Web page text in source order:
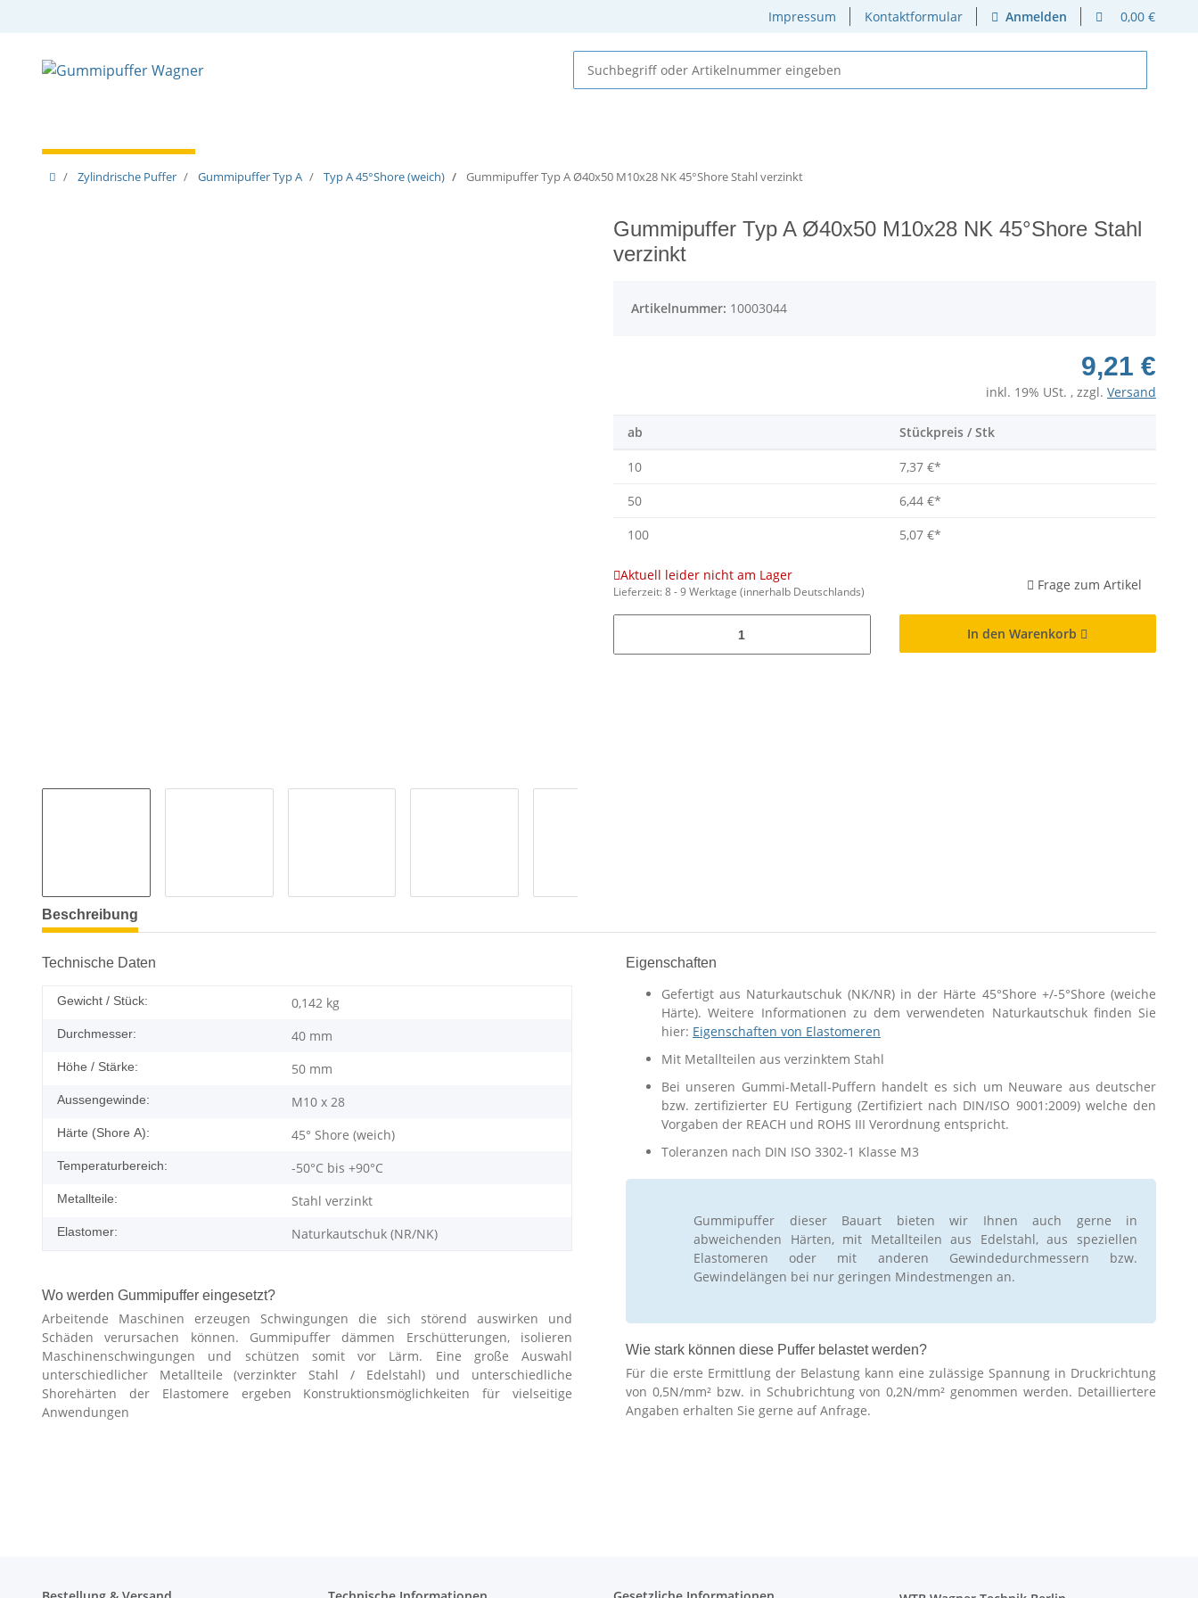
Impressum Kontaktformular Anmelden 0,00 €
Zylindrische Puffer Gummipuffer Typ A Typ A 45°Shore (weich) Gummipuffer Typ A Ø40x50 M10x28 NK 45°Shore Stahl verzinkt
Gummipuffer Typ A Ø40x50 M10x28 NK 45°Shore Stahl
verzinkt
Artikelnummer: 10003044
9,21 €
inkl. 19% USt. , zzgl. Versand
ab Stückpreis / Stk
10 7,37 €*
50
6,44 €*
100
5,07 €*
Aktuell leider nicht am Lager
Lieferzeit:8 - 9 Werktage (innerhalb Deutschlands) Frage zum Artikel
In den Warenkorb
Beschreibung
Technische Daten
Gewicht / Stück: 0,142 kg
Durchmesser: 40 mm
Höhe / Stärke: 50 mm
Aussengewinde: M10 x 28
Härte (Shore A): 45° Shore (weich)
Temperaturbereich: -50°C bis +90°C
Metallteile: Stahl verzinkt
Elastomer: Naturkautschuk (NR/NK)
Wo werden Gummipuffer eingesetzt?
Arbeitende Maschinen erzeugen Schwingungen die sich störend auswirken und
Schäden verursachen können. Gummipuffer dämmen Erschütterungen, isolieren
Maschinenschwingungen und schützen somit vor Lärm. Eine große Auswahl
unterschiedlicher Metallteile (verzinkter Stahl / Edelstahl) und unterschiedliche
Shorehärten der Elastomere ergeben Konstruktionsmöglichkeiten für vielseitige
Anwendungen
Eigenschaften
Gefertigt aus Naturkautschuk (NK/NR) in der Härte 45°Shore +/-5°Shore (weiche
Härte). Weitere Informationen zu dem verwendeten Naturkautschuk finden Sie
hier: Eigenschaften von Elastomeren
Mit Metallteilen aus verzinktem Stahl
Bei unseren Gummi-Metall-Puffern handelt es sich um Neuware aus deutscher
bzw. zertifizierter EU Fertigung (Zertifiziert nach DIN/ISO 9001:2009) welche den
Vorgaben der REACH und ROHS III Verordnung entspricht.
Toleranzen nach DIN ISO 3302-1 Klasse M3
Gummipuffer dieser Bauart bieten wir Ihnen auch gerne in
abweichenden Härten, mit Metallteilen aus Edelstahl, aus speziellen
Elastomeren oder mit anderen Gewindedurchmessern bzw.
Gewindelängen bei nur geringen Mindestmengen an.
Wie stark können diese Puffer belastet werden?
Für die erste Ermittlung der Belastung kann eine zulässige Spannung in Druckrichtung
von 0,5N/mm² bzw. in Schubrichtung von 0,2N/mm² genommen werden. Detailliertere
Angaben erhalten Sie gerne auf Anfrage.